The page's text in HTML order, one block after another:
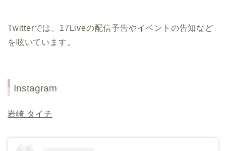
Twitterでは、17Liveの配信予告やイベントの告知など
を呟いています。
Instagram
岩崎 タイチ